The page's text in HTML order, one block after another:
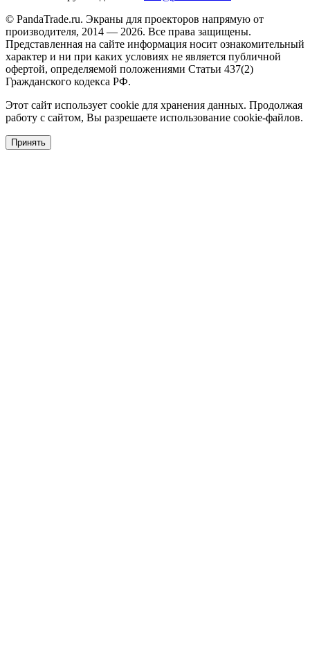
© PandaTrade.ru. Экраны для проекторов напрямую от
производителя, 2014 — 2026. Все права защищены.
Представленная на сайте информация носит ознакомительный
характер и ни при каких условиях не является публичной
офертой, определяемой положениями Статьи 437(2)
Гражданского кодекса РФ.
Этот сайт использует cookie для хранения данных. Продолжая
работу с сайтом, Вы разрешаете использование cookie-файлов.
Принять